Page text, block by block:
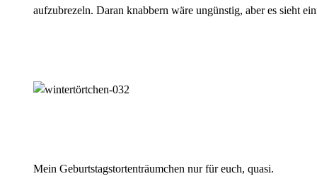
aufzubrezeln. Daran knabbern wäre ungünstig, aber es sieht
Mein Geburtstagstortenträumchen nur für euch, quasi.